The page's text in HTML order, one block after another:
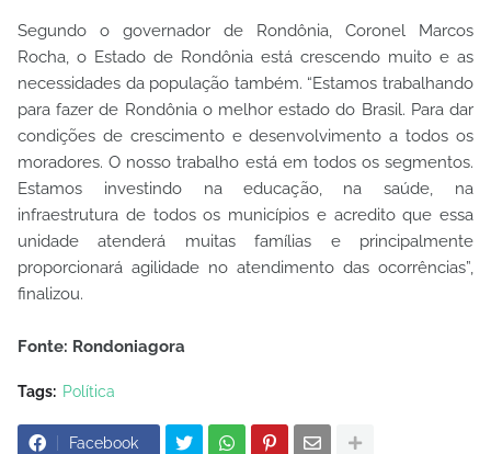
Segundo o governador de Rondônia, Coronel Marcos
Rocha, o Estado de Rondônia está crescendo muito e as
necessidades da população também. “Estamos trabalhando
para fazer de Rondônia o melhor estado do Brasil. Para dar
condições de crescimento e desenvolvimento a todos os
moradores. O nosso trabalho está em todos os segmentos.
Estamos investindo na educação, na saúde, na
infraestrutura de todos os municípios e acredito que essa
unidade atenderá muitas famílias e principalmente
proporcionará agilidade no atendimento das ocorrências”,
finalizou.
Fonte: Rondoniagora
Tags: Política
Facebook